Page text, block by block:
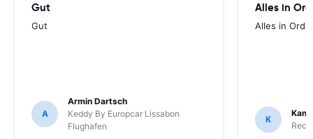
Gut
Gut
A
Armin Dartsch
Keddy By Europcar Lissabon
Flughafen
Alles in
Alles in
K